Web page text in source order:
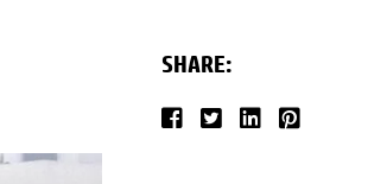
SHARE: